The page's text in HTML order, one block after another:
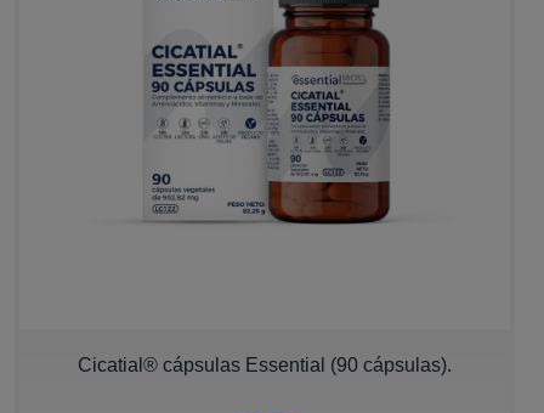
Cicatial® cápsulas Essential (90 cápsulas).